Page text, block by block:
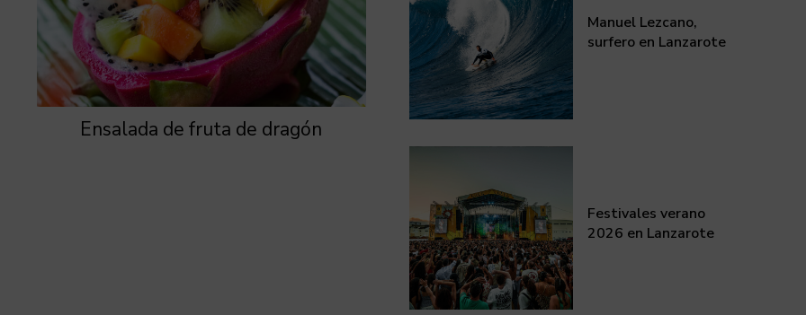
Ensalada de fruta de dragón
Manuel Lezcano,
surfero en Lanzarote
Festivales verano
2026 en Lanzarote